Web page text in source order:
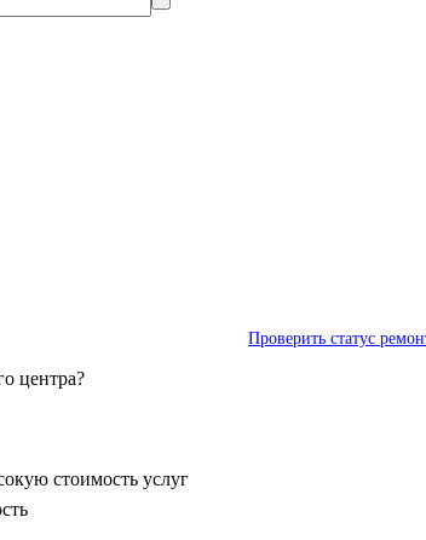
Проверить статус
центра?
стоимость услуг